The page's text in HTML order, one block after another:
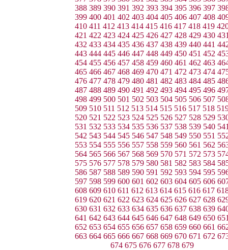
388 389 390 391 392 393 394 395 396 397
399 400 401 402 403 404 405 406 407 408
410 411 412 413 414 415 416 417 418 419
421 422 423 424 425 426 427 428 429 430
432 433 434 435 436 437 438 439 440 441
443 444 445 446 447 448 449 450 451 452
454 455 456 457 458 459 460 461 462 463
465 466 467 468 469 470 471 472 473 474
476 477 478 479 480 481 482 483 484 485
487 488 489 490 491 492 493 494 495 496
498 499 500 501 502 503 504 505 506 507
509 510 511 512 513 514 515 516 517 518
520 521 522 523 524 525 526 527 528 529
531 532 533 534 535 536 537 538 539 540
542 543 544 545 546 547 548 549 550 551
553 554 555 556 557 558 559 560 561 562
564 565 566 567 568 569 570 571 572 573
575 576 577 578 579 580 581 582 583 584
586 587 588 589 590 591 592 593 594 595
597 598 599 600 601 602 603 604 605 606
608 609 610 611 612 613 614 615 616 617
619 620 621 622 623 624 625 626 627 628
630 631 632 633 634 635 636 637 638 639
641 642 643 644 645 646 647 648 649 650
652 653 654 655 656 657 658 659 660 661
663 664 665 666 667 668 669 670 671 672
674 675 676 677 678 679